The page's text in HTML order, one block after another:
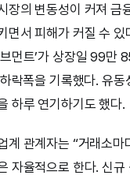
장의 변동성이 커져 금
면서 피해가 커질 수
브먼트’가 상장일 99만
락폭을 기록했다. 유동
하루 연기하기도 했다.
계 관계자는 “거래소
자율적으로 한다. 신